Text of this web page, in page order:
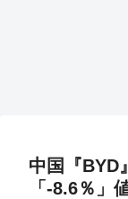
中国『BYD
「-8.6％」